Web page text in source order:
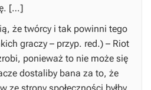
[…]
że twórcy i tak powinni tego
graczy – przyp. red.) – Riot
ponieważ to nie może się
dostaliby bana za to, że